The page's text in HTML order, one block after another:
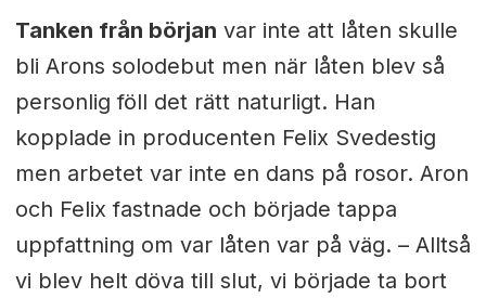
Tanken från början var inte att låten skulle
bli Arons solodebut men när låten blev så
personlig föll det rätt naturligt. Han
kopplade in producenten Felix Svedestig
men arbetet var inte en dans på rosor. Aron
och Felix fastnade och började tappa
uppfattning om var låten var på väg. – Alltså
vi blev helt döva till slut, vi började ta bort